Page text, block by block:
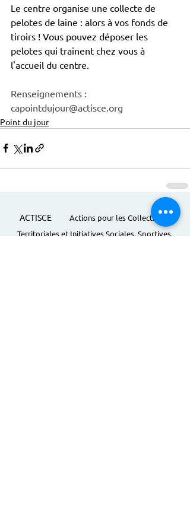
Le centre organise une collecte de
pelotes de laine : alors à vos fonds de
tiroirs ! Vous pouvez déposer les
pelotes qui trainent chez vous à
l'accueil du centre.
Renseignements :
capointdujour@actisce.org
Point du jour
ACTISCE
Actions pour les Collectivités
Territoriales et Initiatives Sociales, Sportives,